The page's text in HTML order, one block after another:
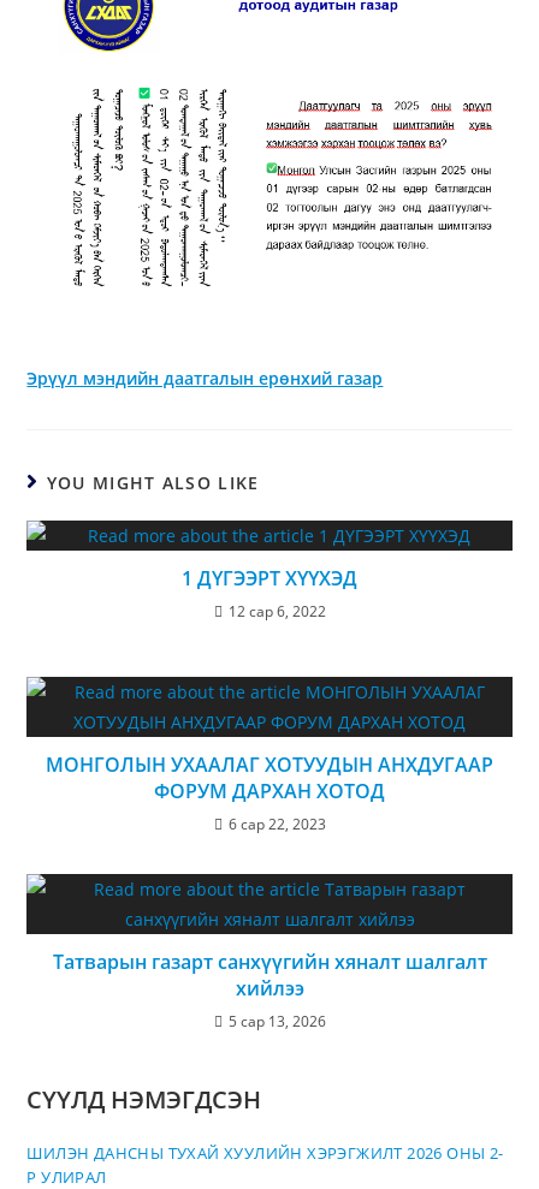
Эрүүл мэндийн даатгалын ерөнхий газар
YOU MIGHT ALSO LIKE
1 ДҮГЭЭРТ ХҮҮХЭД
12 сар 6, 2022
МОНГОЛЫН УХААЛАГ ХОТУУДЫН АНХДУГААР
ФОРУМ ДАРХАН ХОТОД
6 сар 22, 2023
Татварын газарт санхүүгийн хяналт шалгалт
хийлээ
5 сар 13, 2026
СҮҮЛД НЭМЭГДСЭН
ШИЛЭН ДАНСНЫ ТУХАЙ ХУУЛИЙН ХЭРЭГЖИЛТ 2026 ОНЫ 2-
Р УЛИРАЛ